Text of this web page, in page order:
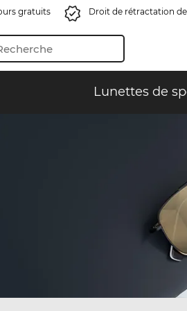
gratuits Droit de rétractation
Lunettes de